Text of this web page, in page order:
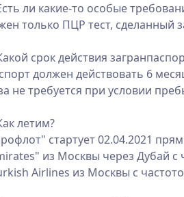
ли какие-то особые
только ПЦР тест, сделанный
срок действия
должен действовать 6
не требуется при условии
летим?
стартует 02.04.2021
из Москвы через Дубай с
Airlines из Москвы с